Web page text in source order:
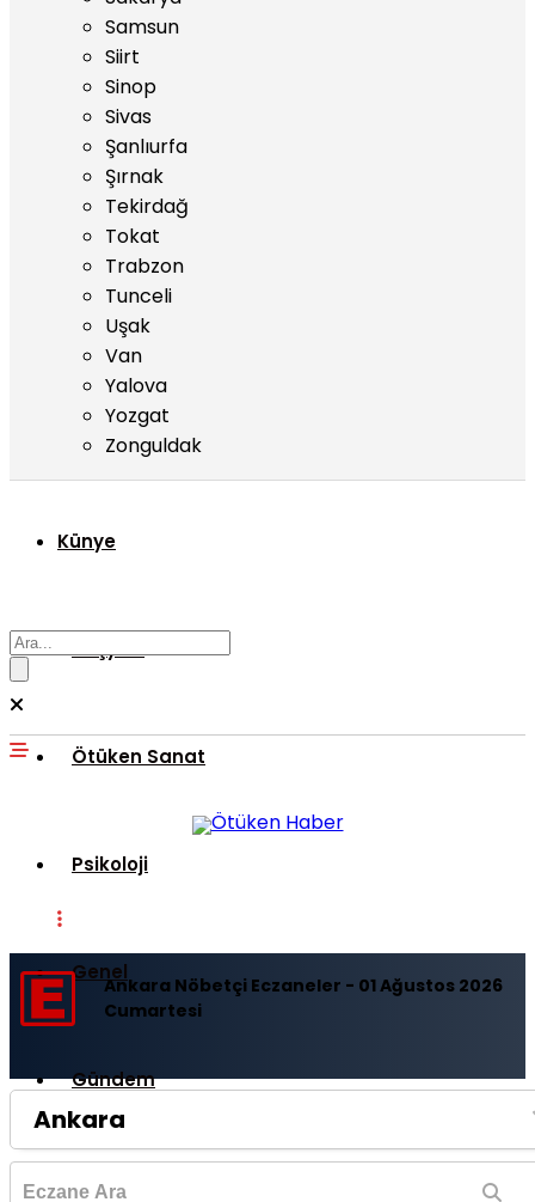
Samsun
Siirt
Sinop
Sivas
Şanlıurfa
Şırnak
Tekirdağ
Tokat
Trabzon
Tunceli
Uşak
Van
Yalova
Yozgat
Zonguldak
Künye
Başyazı
Ötüken Sanat
Psikoloji
Genel
Gündem
Politika
Ankara Nöbetçi Eczaneler - 01 Ağustos 2026
Cumartesi
Ankara